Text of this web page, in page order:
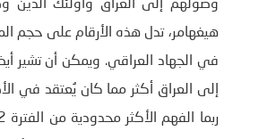
في الجهاد العراقي. ويمكن أن تشير
إلى العراق أكثر مما كان يُعتقد في